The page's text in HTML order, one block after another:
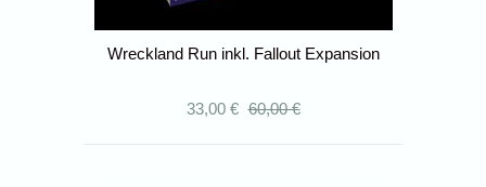
Wreckland Run inkl. Fallout Expansion
33,00 € 60,00 €